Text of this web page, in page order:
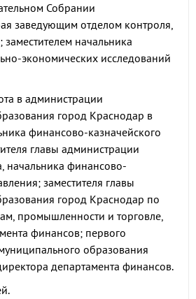
Собрании
заведующим отделом контроля,
начальника
экономических исследований
в администрации
город Краснодар в
финансово-казначейского
главы администрации
начальника финансово-
заместителя главы
город Краснодар по
промышленности и торговле,
финансов; первого
образования
департамента финансов.